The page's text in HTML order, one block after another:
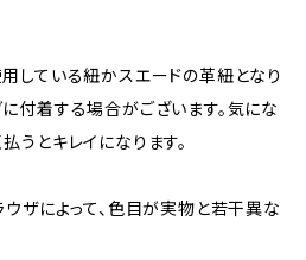
している紐かスエードの革紐となり
付着する場合がございます。気にな
うとキレイになります。
ウザによって、色目が実物と若干異な